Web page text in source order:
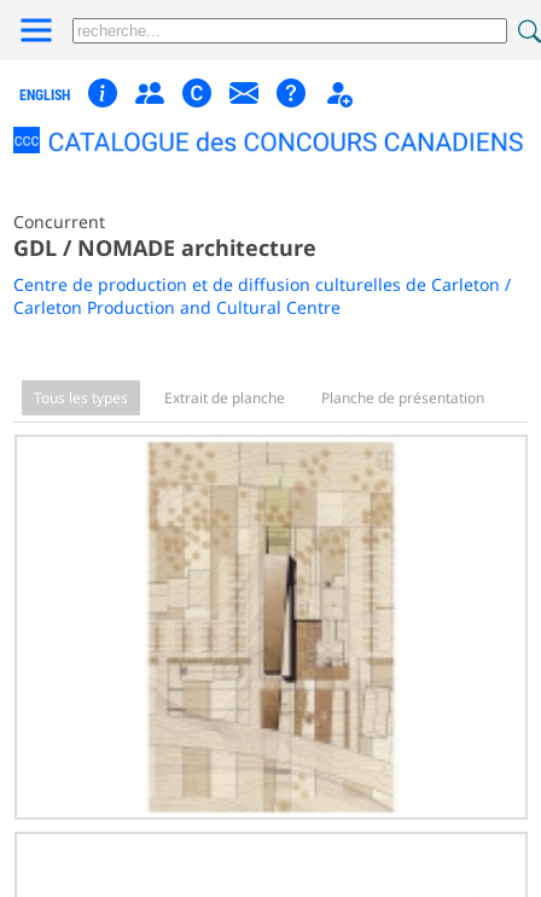
ENGLISH
Concurrent
GDL / NOMADE architecture
Centre de production et de diffusion culturelles de Carleton /
Carleton Production and Cultural Centre
Tous les types Extrait de planche Planche de présentation